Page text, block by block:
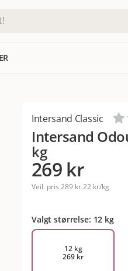
Intersand Classic
Intersand
kg
269 kr
Veil. pris 289 kr22 kr/kg
Valgt størrelse: 12 kg
12 kg
269 kr